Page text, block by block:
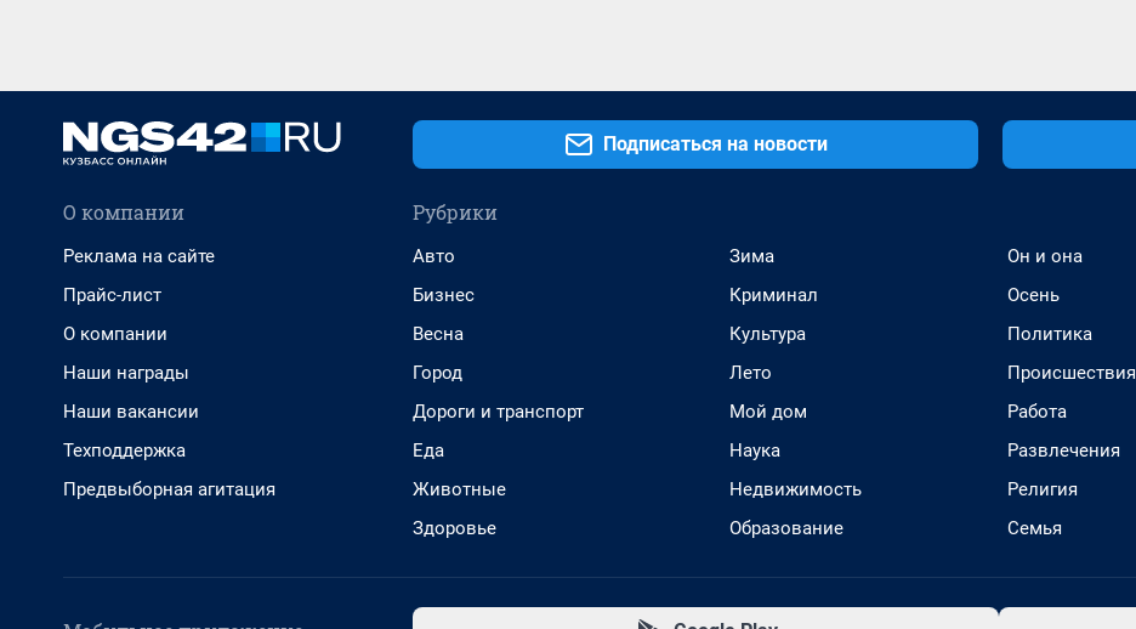
Подписаться на новости
О компании
Реклама на сайте
Прайс-лист
О компании
Наши награды
Наши вакансии
Техподдержка
Предвыборная агитация
Рубрики
Авто
Бизнес
Весна
Город
Дороги и транспорт
Еда
Животные
Здоровье
Зима
Криминал
Культура
Лето
Мой дом
Наука
Недвижимость
Образование
Он и она
Осень
Политика
Происшествия
Работа
Развлечения
Религия
Семья